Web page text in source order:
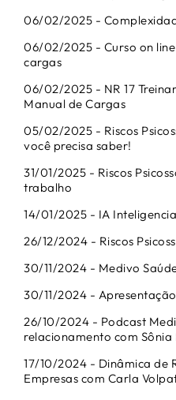
06/02/2025 -
06/02/2025 - Curso on
cargas
06/02/2025 - NR 17
Manual de Cargas
05/02/2025 - Riscos
você precisa saber!
31/01/2025 - Riscos
trabalho
14/01/2025 - IA
26/12/2024 - Riscos
30/11/2024 - Medivo
30/11/2024 -
26/10/2024 - Podcast
relacionamento com Sônia
17/10/2024 - Dinâmica de
Empresas com Carla